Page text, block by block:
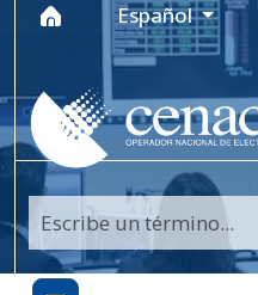
Ir al menú de navegación
Ir al contenido principal
Ir al pie de página del sitio
Idioma
Español